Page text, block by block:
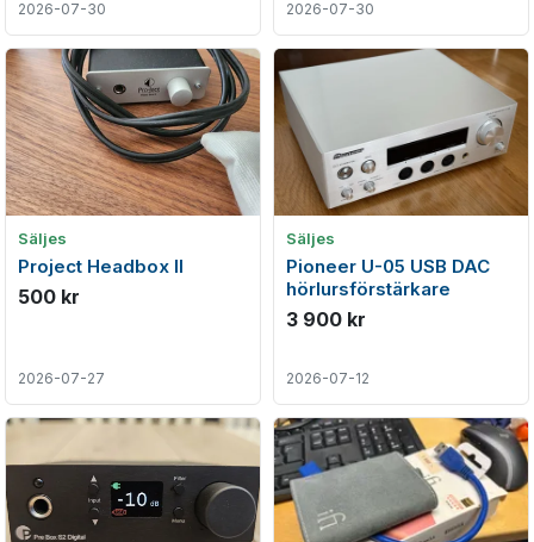
2026-07-30 2026-07-30
Säljes
Project Headbox II
500 kr
2026-07-27
Säljes
Pioneer U-05 USB DAC
hörlursförstärkare
3 900 kr
2026-07-12